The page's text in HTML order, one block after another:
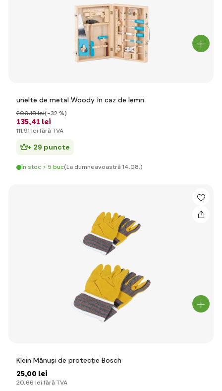
unelte de metal Woody în caz de lemn
135,41 lei
200,18 lei(-32 %)
111,91 lei fără TVA
+ 29 puncte
În stoc > 5 buc(La dumneavoastră 14.08.)
Klein Mănuși de protecție Bosch
25,00 lei
20,66 lei fără TVA